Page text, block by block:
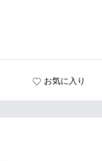
お気に入り